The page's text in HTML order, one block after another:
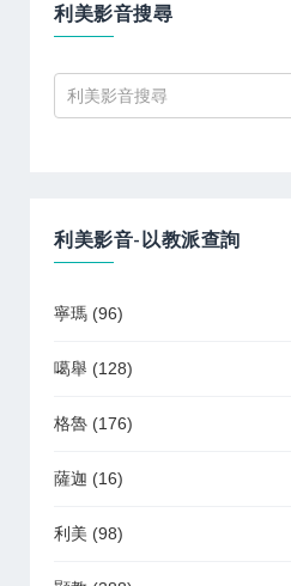
利美影音搜尋
利美影音-以教派查詢
寧瑪 (96)
噶舉 (128)
格魯 (176)
薩迦 (16)
利美 (98)